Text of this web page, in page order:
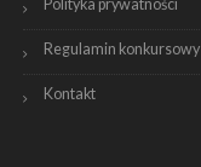
Polityka prywatności
Regulamin konkursowy
Kontakt